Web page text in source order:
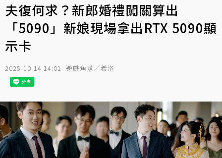
夫復何求？新郎婚禮闖關算出
「5090」新娘現場拿出RTX 5090顯
示卡
2025-10-14 14:01 遊戲角落／希洛